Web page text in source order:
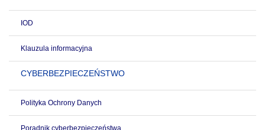
IOD
Klauzula informacyjna
CYBERBEZPIECZEŃSTWO
Polityka Ochrony Danych
Poradnik cyberbezpieczeństwa